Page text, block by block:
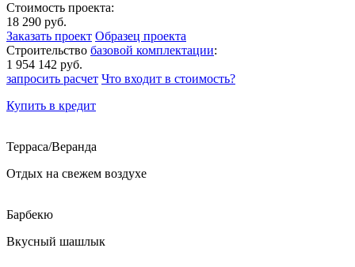
Стоимость проекта:
18 290 руб.
Заказать проект Образец проекта
Строительство базовой комплектации:
1 954 142 руб.
запросить расчет Что входит в стоимость?
Купить в кредит
Терраса/Веранда
Отдых на свежем воздухе
Барбекю
Вкусный шашлык